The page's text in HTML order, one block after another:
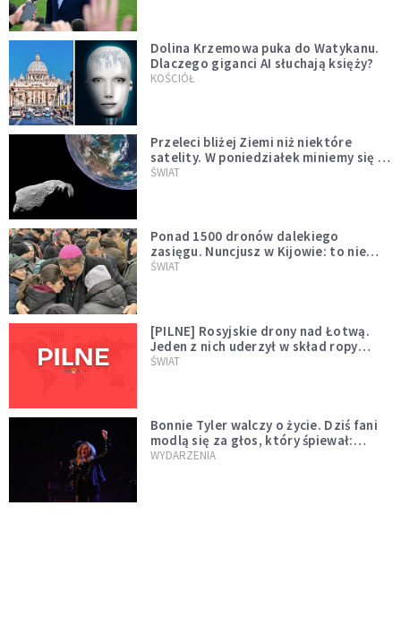
Dolina Krzemowa puka do Watykanu.
Dlaczego giganci AI słuchają księży?
KOŚCIÓŁ
Przeleci bliżej Ziemi niż niektóre
satelity. W poniedziałek miniemy się z
asteroidą, która poprzedzi znacznie
ŚWIAT
Ponad 1500 dronów dalekiego
zasięgu. Nuncjusz w Kijowie: to nie
wygląda na wolę zakończenia wojny
ŚWIAT
[PILNE] Rosyjskie drony nad Łotwą.
Jeden z nich uderzył w skład ropy
naftowej
ŚWIAT
Bonnie Tyler walczy o życie. Dziś fani
modlą się za głos, który śpiewał:
"Lord, help me"
WYDARZENIA